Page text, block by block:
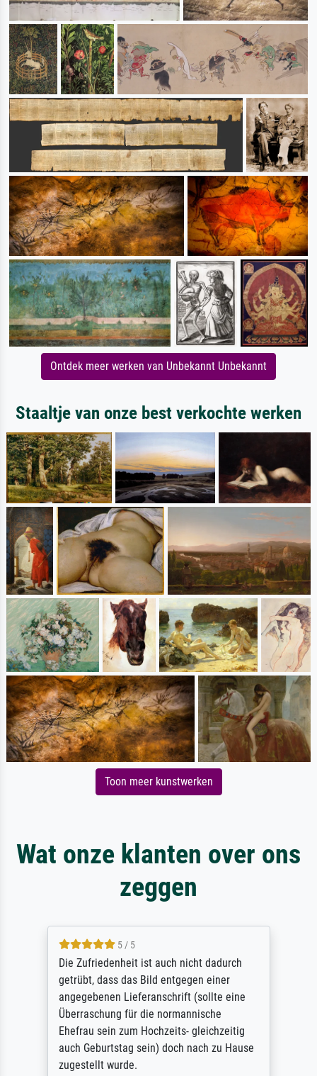
Ontdek meer werken van Unbekannt Unbekannt
Staaltje van onze best verkochte werken
Toon meer kunstwerken
Wat onze klanten over ons
zeggen
5 / 5
Die Zufriedenheit ist auch nicht dadurch
getrübt, dass das Bild entgegen einer
angegebenen Lieferanschrift (sollte eine
Überraschung für die normannische
Ehefrau sein zum Hochzeits- gleichzeitig
auch Geburtstag sein) doch nach zu Hause
zugestellt wurde.